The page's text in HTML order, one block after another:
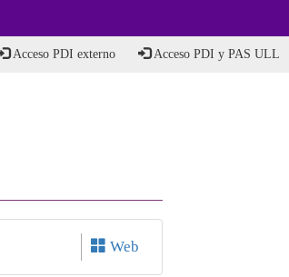
Acceso PDI externo Acceso PDI y PAS ULL
Web